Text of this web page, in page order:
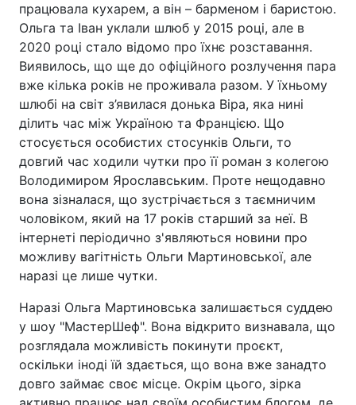
працювала кухарем, а він – барменом і баристою.
Ольга та Іван уклали шлюб у 2015 році, але в
2020 році стало відомо про їхнє розставання.
Виявилось, що ще до офіційного розлучення пара
вже кілька років не проживала разом. У їхньому
шлюбі на світ з’явилася донька Віра, яка нині
ділить час між Україною та Францією. Що
стосується особистих стосунків Ольги, то
довгий час ходили чутки про її роман з колегою
Володимиром Ярославським. Проте нещодавно
вона зізналася, що зустрічається з таємничим
чоловіком, який на 17 років старший за неї. В
інтернеті періодично з'являються новини про
можливу вагітність Ольги Мартиновської, але
наразі це лише чутки.
Наразі Ольга Мартиновська залишається суддею
у шоу "МастерШеф". Вона відкрито визнавала, що
розглядала можливість покинути проєкт,
оскільки іноді їй здається, що вона вже занадто
довго займає своє місце. Окрім цього, зірка